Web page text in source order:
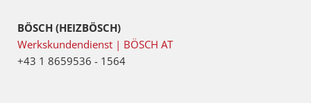
BÖSCH (HEIZBÖSCH)
Werkskundendienst | BÖSCH AT
+43 1 8659536 - 1564